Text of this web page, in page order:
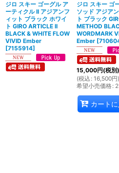
ジロ スキー ゴーグル ア
ーティクル II アジアンフ
ィット ブラック ホワイ
ト GIRO ARTICLE II
BLACK & WHITE FLOW
VIVID Ember
[7155914]
ジロ スキー ゴ
ソッド アジア
ト ブラック
METHOD
WORDMARK
Ember [
15,000円(税別)
(税込 : 16,500円)
希望小売価格:
カート